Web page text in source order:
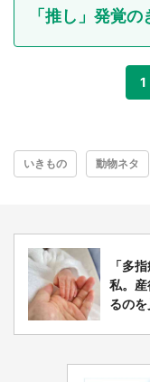
「推し」発覚
1
いきもの 動物ネタ
「多
私。
るの